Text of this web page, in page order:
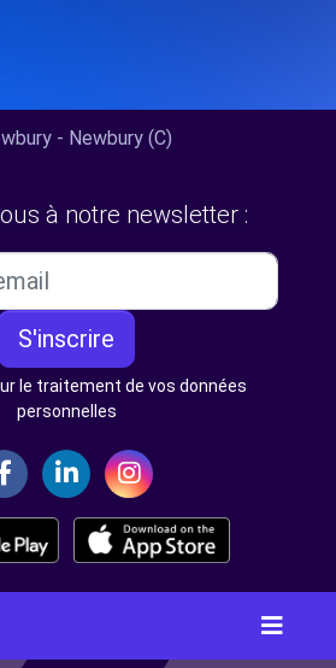
- Newbury (C)
à notre newsletter :
S'inscrire
le traitement de vos données
personnelles